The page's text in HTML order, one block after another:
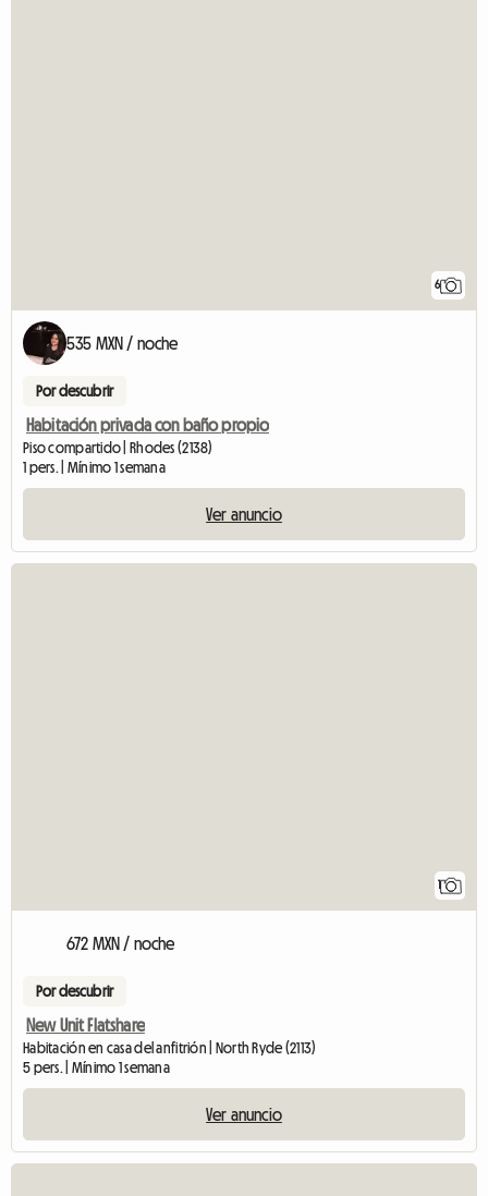
6
535 MXN / noche
Por descubrir
Habitación privada con baño propio
Piso compartido | Rhodes (2138)
1 pers. | Mínimo 1 semana
Ver anuncio
1
672 MXN / noche
Por descubrir
New Unit Flatshare
Habitación en casa del anfitrión | North Ryde (2113)
5 pers. | Mínimo 1 semana
Ver anuncio